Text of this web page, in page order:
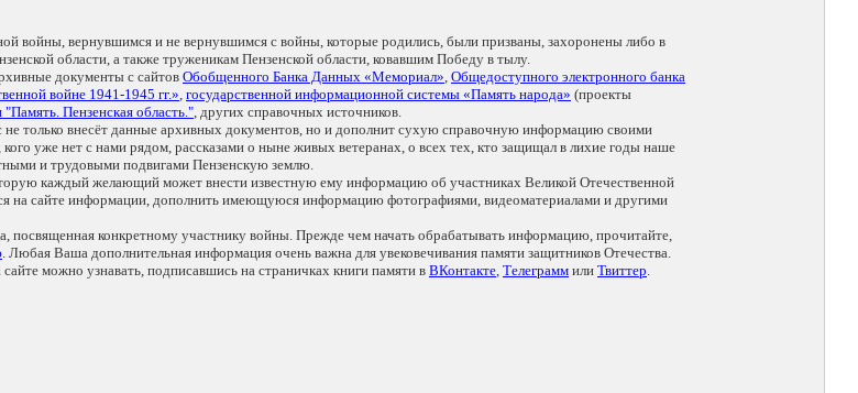
войны, вернувшимся и не вернувшимся с войны, которые родились, были призваны, захоронены либо в
области, а также труженикам Пензенской области, ковавшим Победу в тылу.
документы с сайтов Обобщенного Банка Данных «Мемориал», Общедоступного электронного банка
войне 1941-1945 гг.», государственной информационной системы «Память народа» (проекты
"Память. Пензенская область.", других справочных источников.
не только внесёт данные архивных документов, но и дополнит сухую справочную информацию своими
уже нет с нами рядом, рассказами о ныне живых ветеранах, о всех тех, кто защищал в лихие годы наше
и трудовыми подвигами Пензенскую землю.
каждый желающий может внести известную ему информацию об участниках Великой Отечественной
на сайте информации, дополнить имеющуюся информацию фотографиями, видеоматериалами и другими
посвященная конкретному участнику войны. Прежде чем начать обрабатывать информацию, прочитайте,
. Любая Ваша дополнительная информация очень важна для увековечивания памяти защитников Отечества.
можно узнавать, подписавшись на страничках книги памяти в ВКонтакте, Телеграмм или Твиттер.